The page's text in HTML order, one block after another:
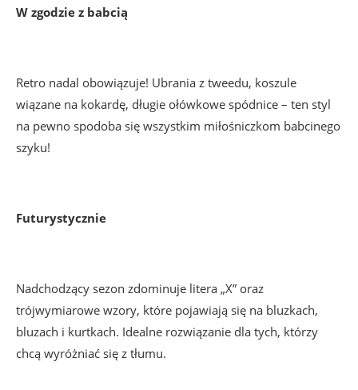
W zgodzie z babcią
Retro nadal obowiązuje! Ubrania z tweedu, koszule
wiązane na kokardę, długie ołówkowe spódnice – ten styl
na pewno spodoba się wszystkim miłośniczkom babcinego
szyku!
Futurystycznie
Nadchodzący sezon zdominuje litera „X” oraz
trójwymiarowe wzory, które pojawiają się na bluzkach,
bluzach i kurtkach. Idealne rozwiązanie dla tych, którzy
chcą wyróżniać się z tłumu.